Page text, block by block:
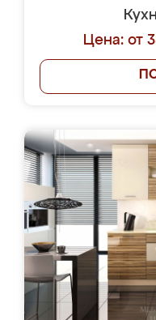
Цена: от